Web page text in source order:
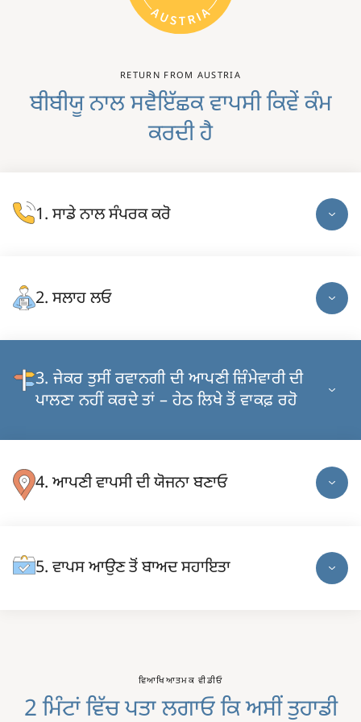
RETURN FROM AUSTRIA
ਬੀਬੀਯੂ ਨਾਲ ਸਵੈਇੱਛਕ ਵਾਪਸੀ ਕਿਵੇਂ ਕੰਮ
ਕਰਦੀ ਹੈ
Image ਸਾਡੇ ਨਾਲ ਸੰਪਰਕ ਕਰੋ
Image ਸਲਾਹ ਲਓ
I
m
e
ਜੇਕਰ ਤੁਸੀਂ ਰਵਾਨਗੀ ਦੀ ਆਪਣੀ ਜ਼ਿੰਮੇਵਾਰੀ ਦੀ
ਪਾਲਣਾ ਨਹੀਂ ਕਰਦੇ ਤਾਂ – ਹੇਠ ਲਿਖੇ ਤੋਂ ਵਾਕਫ਼ ਰਹੋ
Image ਆਪਣੀ ਵਾਪਸੀ ਦੀ ਯੋਜਨਾ ਬਣਾਓ
Image ਵਾਪਸ ਆਉਣ ਤੋਂ ਬਾਅਦ ਸਹਾਇਤਾ
ਵਿਆਖਿਆਤਮਕ ਵੀਡੀਓ
2 ਮਿੰਟਾਂ ਵਿੱਚ ਪਤਾ ਲਗਾਓ ਕਿ ਅਸੀਂ ਤੁਹਾਡੀ